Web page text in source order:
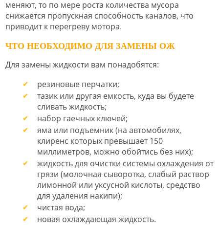
меняют, то по мере роста количества мусора
снижается пропускная способность каналов, что
приводит к перегреву мотора.
ЧТО НЕОБХОДИМО ДЛЯ ЗАМЕНЫ ОЖ
Для замены жидкости вам понадобятся:
резиновые перчатки;
тазик или другая емкость, куда вы будете
сливать жидкость;
набор гаечных ключей;
яма или подъемник (на автомобилях,
клиренс которых превышает 150
миллиметров, можно обойтись без них);
жидкость для очистки системы охлаждения от
грязи (молочная сыворотка, слабый раствор
лимонной или уксусной кислоты, средство
для удаления накипи);
чистая вода;
новая охлаждающая жидкость.